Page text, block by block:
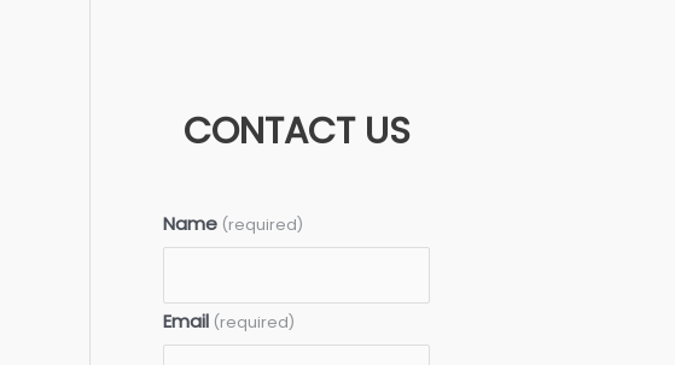
CONTACT US
Name (required)
Email (required)